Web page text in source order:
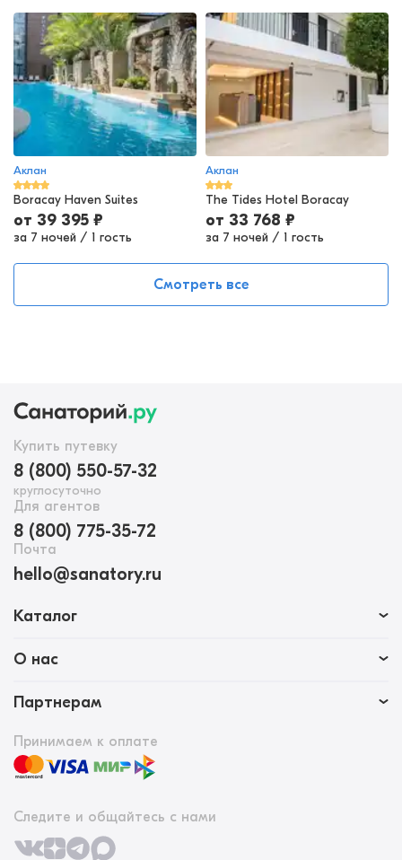
Аклан
Boracay Haven Suites
от 39 395 ₽
за 7 ночей / 1 гость
Аклан
The Tides Hotel Boracay
от 33 768 ₽
за 7 ночей / 1 гость
Смотреть все
Купить путевку
8 (800) 550-57-32
круглосуточно
Для агентов
8 (800) 775-35-72
Почта
hello@sanatory.ru
Каталог
О нас
Партнерам
Принимаем к оплате
Следите и общайтесь с нами